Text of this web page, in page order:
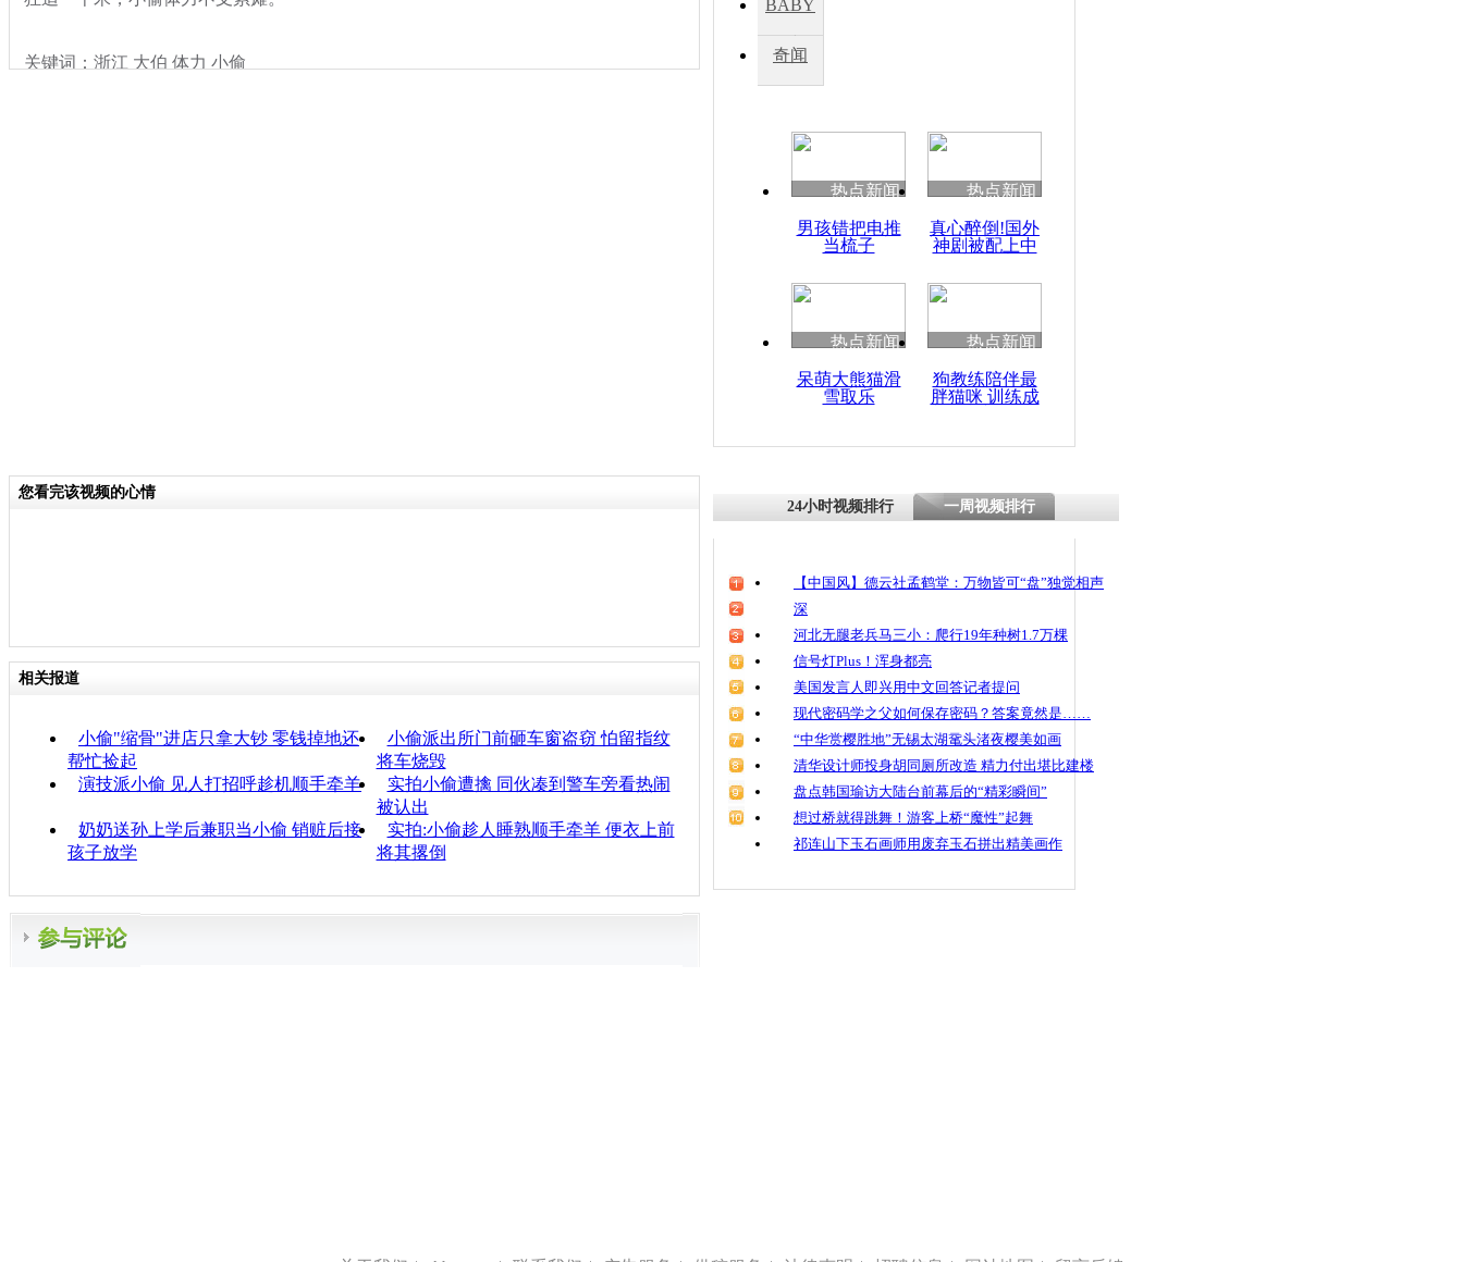
因
度苗族花山节
魂
关键词：浙江 大伯 体力 小偷
BABY
秀
奇闻
热点新闻
男孩错把电推
当梳子
热点新闻
真心醉倒!国外
神剧被配上中
热点新闻
呆萌大熊猫滑
雪取乐
热点新闻
狗教练陪伴最
胖猫咪 训练成
您看完该视频的心情
相关报道
小偷"缩骨"进店只拿大钞 零钱掉地还
帮忙捡起
小偷派出所门前砸车窗盗窃 怕留指纹
将车烧毁
演技派小偷 见人打招呼趁机顺手牵羊
实拍小偷遭擒 同伙凑到警车旁看热闹
被认出
奶奶送孙上学后兼职当小偷 销赃后接
孩子放学
实拍:小偷趁人睡熟顺手牵羊 便衣上前
将其撂倒
24小时视频排行 一周视频排行
【中国风】德云社孟鹤堂：万物皆可“盘”独觉相声
深
河北无腿老兵马三小：爬行19年种树1.7万棵
信号灯Plus！浑身都亮
美国发言人即兴用中文回答记者提问
现代密码学之父如何保存密码？答案竟然是……
“中华赏樱胜地”无锡太湖鼋头渚夜樱美如画
清华设计师投身胡同厕所改造 精力付出堪比建楼
盘点韩国瑜访大陆台前幕后的“精彩瞬间”
想过桥就得跳舞！游客上桥“魔性”起舞
祁连山下玉石画师用废弃玉石拼出精美画作